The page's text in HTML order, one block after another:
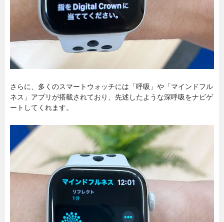
さらに、多くのスマートウォッチには「呼吸」や「マインドフル
ネス」アプリが搭載されており、先述したような深呼吸をナビゲ
ートしてくれます。